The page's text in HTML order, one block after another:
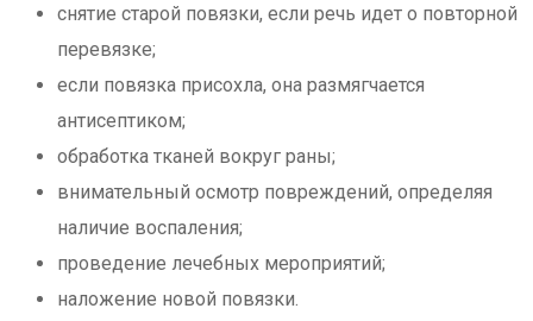
снятие старой повязки, если речь идет о повторной
перевязке;
если повязка присохла, она размягчается
антисептиком;
обработка тканей вокруг раны;
внимательный осмотр повреждений, определяя
наличие воспаления;
проведение лечебных мероприятий;
наложение новой повязки.